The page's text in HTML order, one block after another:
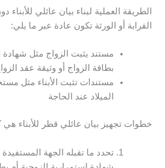
الطريقة العملية لبناء بيان عائلي
القرابة أو الورثة تكون عادة عبر ما يلي:
مستند يثبت الزواج مثل شهادة
بطاقة الزواج أو وثيقة عقد
مستندات تثبت الأبناء مثل
الميلاد عند الحاجة
خطوات تجهيز بيان عائلي قطر للأبناء هي
تحدد ما تقبله الجهة